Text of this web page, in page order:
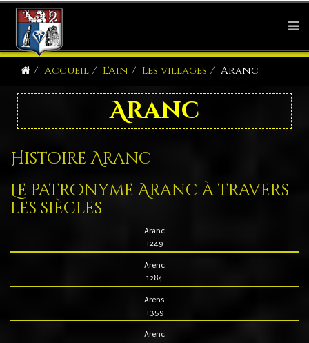
Accueil L'Ain Les villages Aranc
Aranc
Histoire Aranc
Le patronyme Aranc à travers
les siècles
Aranc
1249
Arenc
1284
Arens
1359
Arenc